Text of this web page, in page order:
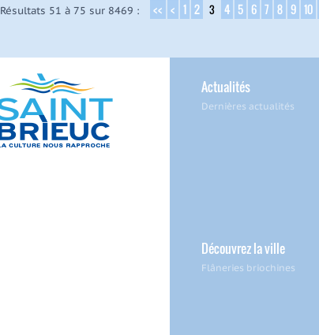
Résultats 51 à 75 sur 8469 : << < 1 2 3 4 5 6 7 8 9 10
Actualités
Dernières actualités
Découvrez la ville
Flâneries briochines